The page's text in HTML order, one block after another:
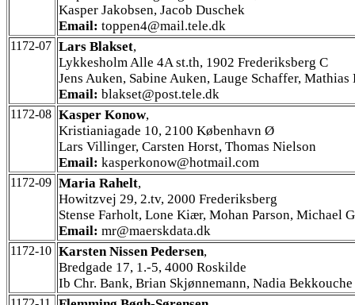
Kasper Jakobsen, Jacob Duschek
Email: toppen4@mail.tele.dk
1172-07 Lars Blakset,
Lykkesholm Alle 4A st.th, 1902 Frederiksberg C
Jens Auken, Sabine Auken, Lauge Schaffer, Mathias
Email: blakset@post.tele.dk
1172-08 Kasper Konow,
Kristianiagade 10, 2100 København Ø
Lars Villinger, Carsten Horst, Thomas Nielson
Email: kasperkonow@hotmail.com
1172-09 Maria Rahelt,
Howitzvej 29, 2.tv, 2000 Frederiksberg
Stense Farholt, Lone Kiær, Mohan Parson, Michael
Email: mr@maerskdata.dk
1172-10 Karsten Nissen Pedersen,
Bredgade 17, 1.-5, 4000 Roskilde
Ib Chr. Bank, Brian Skjønnemann, Nadia Bekkouche